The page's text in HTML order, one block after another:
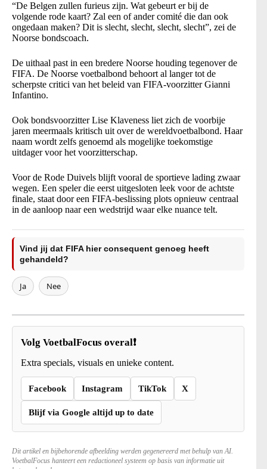
“De Belgen zullen furieus zijn. Wat gebeurt er bij de
volgende rode kaart? Zal een of ander comité die dan ook
ongedaan maken? Dit is slecht, slecht, slecht, slecht”, zei de
Noorse bondscoach.
De uithaal past in een bredere Noorse houding tegenover de
FIFA. De Noorse voetbalbond behoort al langer tot de
scherpste critici van het beleid van FIFA-voorzitter Gianni
Infantino.
Ook bondsvoorzitter Lise Klaveness liet zich de voorbije
jaren meermaals kritisch uit over de wereldvoetbalbond. Haar
naam wordt zelfs genoemd als mogelijke toekomstige
uitdager voor het voorzitterschap.
Voor de Rode Duivels blijft vooral de sportieve lading zwaar
wegen. Een speler die eerst uitgesloten leek voor de achtste
finale, staat door een FIFA-beslissing plots opnieuw centraal
in de aanloop naar een wedstrijd waar elke nuance telt.
Vind jij dat FIFA hier consequent genoeg heeft
gehandeld?
Ja Nee
Volg VoetbalFocus overal❗
Extra specials, visuals en unieke content.
Facebook Instagram TikTok X
Blijf via Google altijd up to date
Dit artikel en bijbehorende afbeelding werden gegenereerd met behulp van AI.
VoetbalFocus hanteert een redactioneel systeem op basis van informatie uit